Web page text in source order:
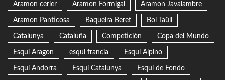
Aramon cerler Aramon Formigal Aramon Javalambre
Aramon Panticosa Baqueira Beret Boí Taüll
Catalunya Cataluña Competición Copa del Mundo
Esqui Aragon esqui francia Esquí Alpino
Esquí Andorra Esquí Catalunya Esquí de Fondo